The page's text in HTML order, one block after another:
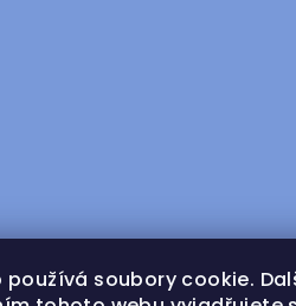
používá soubory cookie.